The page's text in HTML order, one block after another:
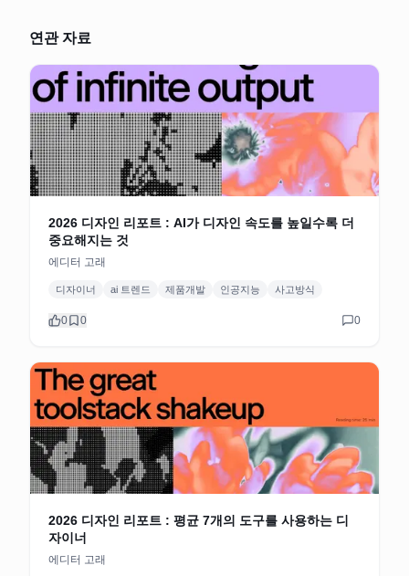
연관 자료
2026 디자인 리포트 : AI가 디자인 속도를 높일수록 더
중요해지는 것
에디터 고래
디자이너 ai 트렌드 제품개발 인공지능 사고방식
0 0 0
2026 디자인 리포트 : 평균 7개의 도구를 사용하는 디
자이너
에디터 고래